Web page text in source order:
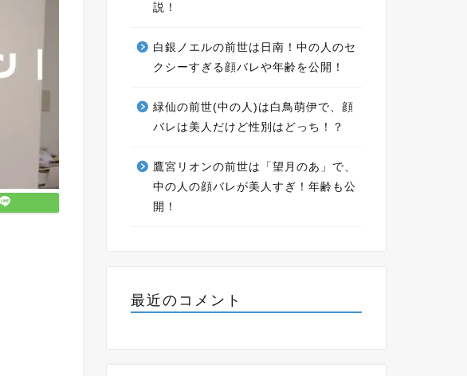
説！
白銀ノエルの前世は日南！中の人のセ
クシーすぎる顔バレや年齢を公開！
緑仙の前世(中の人)は白鳥萌伊で、顔
バレは美人だけど性別はどっち！？
鷹宮リオンの前世は「望月のあ」で、
中の人の顔バレが美人すぎ！年齢も公
開！
最近のコメント